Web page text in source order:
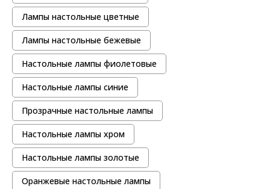
Лампы настольные цветные
Лампы настольные бежевые
Настольные лампы фиолетовые
Настольные лампы синие
Прозрачные настольные лампы
Настольные лампы хром
Настольные лампы золотые
Оранжевые настольные лампы